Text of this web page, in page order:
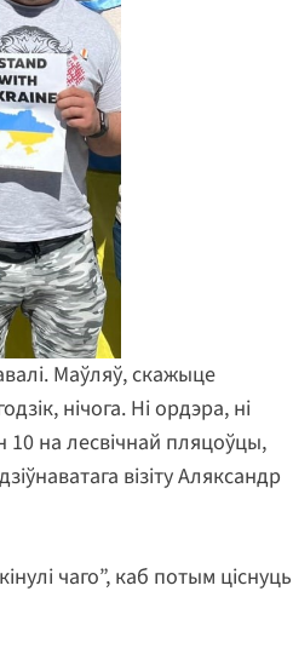
Маўляў, скажыце
нічога. Ні ордэра, ні
на лесвічнай пляцоўцы,
візіту Аляксандр
чаго”, каб потым ціснуць